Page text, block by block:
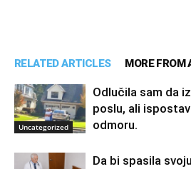
RELATED ARTICLES MORE FROM
Uncategorized
Odlučila sam da
poslu, ali
odmoru.
Da bi spasila